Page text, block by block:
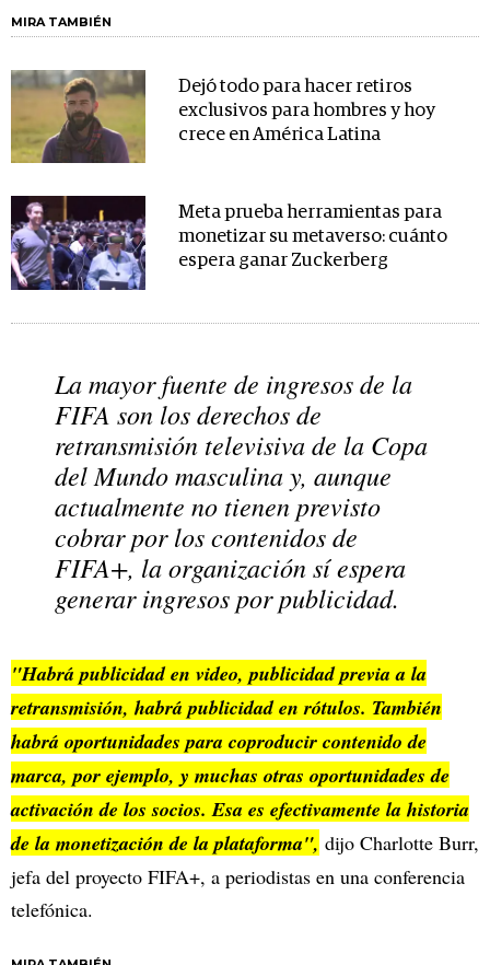
MIRA TAMBIÉN
Dejó todo para hacer retiros
exclusivos para hombres y hoy
crece en América Latina
Meta prueba herramientas para
monetizar su metaverso: cuánto
espera ganar Zuckerberg
La mayor fuente de ingresos de la
FIFA son los derechos de
retransmisión televisiva de la Copa
del Mundo masculina y, aunque
actualmente no tienen previsto
cobrar por los contenidos de
FIFA+, la organización sí espera
generar ingresos por publicidad.
"Habrá publicidad en video, publicidad previa a la
retransmisión, habrá publicidad en rótulos. También
habrá oportunidades para coproducir contenido de
marca, por ejemplo, y muchas otras oportunidades de
activación de los socios. Esa es efectivamente la historia
de la monetización de la plataforma", dijo Charlotte Burr,
jefa del proyecto FIFA+, a periodistas en una conferencia
telefónica.